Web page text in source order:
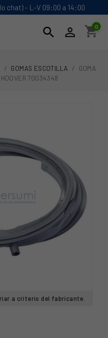
chat) - L-V 09:00 a 14:00
search  shopping_cart
0
GOMAS ESCOTILLA
GOMA
70034348
a criterio del fabricante.